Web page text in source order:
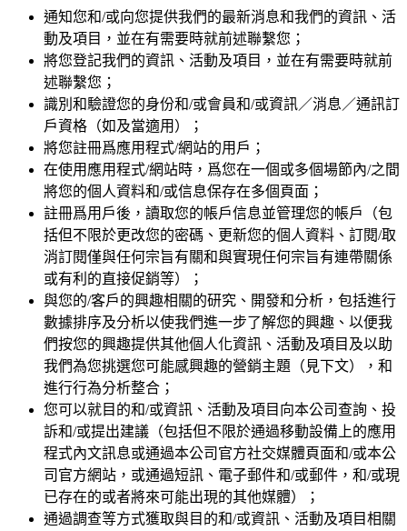
通知您和/或向您提供我們的最新消息和我們的資訊、活
動及項目，並在有需要時就前述聯繫您；
將您登記我們的資訊、活動及項目，並在有需要時就前
述聯繫您；
識別和驗證您的身份和/或會員和/或資訊／消息／通訊訂
戶資格（如及當適用）；
將您註冊爲應用程式/網站的用戶；
在使用應用程式/網站時，爲您在一個或多個場節內/之間
將您的個人資料和/或信息保存在多個頁面；
註冊爲用戶後，讀取您的帳戶信息並管理您的帳戶（包
括但不限於更改您的密碼、更新您的個人資料、訂閱/取
消訂閱僅與任何宗旨有關和與實現任何宗旨有連帶關係
或有利的直接促銷等）；
與您的/客戶的興趣相關的研究、開發和分析，包括進行
數據排序及分析以使我們進一步了解您的興趣、以便我
們按您的興趣提供其他個人化資訊、活動及項目及以助
我們為您挑選您可能感興趣的營銷主題（見下文），和
進行行為分析整合；
您可以就目的和/或資訊、活動及項目向本公司查詢、投
訴和/或提出建議（包括但不限於通過移動設備上的應用
程式內文訊息或通過本公司官方社交媒體頁面和/或本公
司官方網站，或通過短訊、電子郵件和/或郵件，和/或現
已存在的或者將來可能出現的其他媒體）；
通過調查等方式獲取與目的和/或資訊、活動及項目相關